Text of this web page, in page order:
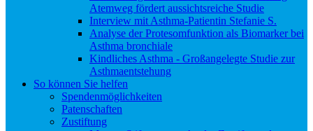
Atemweg fördert aussichtsreiche Studie
Interview mit Asthma-Patientin Stefanie S.
Analyse der Protesomfunktion als Biomarker bei
Asthma bronchiale
Kindliches Asthma - Großangelegte Studie zur
Asthmaentstehung
So können Sie helfen
Spendenmöglichkeiten
Patenschaften
Zustiftung